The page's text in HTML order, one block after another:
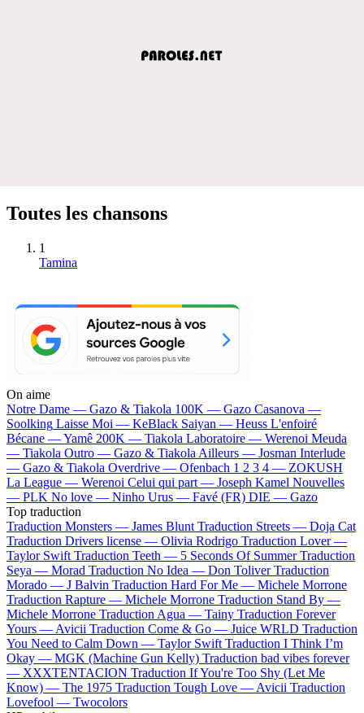
Toutes les chansons
1
Tamina
On aime
Notre Dame — Gazo & Tiakola 100K — Gazo Casanova —
Soolking Laisse Moi — KeBlack Saiyan — Heuss L'enfoiré
Bécane —Yamê 200K — Tiakola Laboratoire — Werenoi Meuda
— Tiakola Outro — Gazo & Tiakola Ailleurs — Josman Interlude
— Gazo & Tiakola Overdrive — Ofenbach 1 2 3 4 — ZOKUSH
La League — Werenoi Celui qui part — Joseph Kamel Nouvelles
— PLK No love — Ninho Urus — Favé (FR) DIE — Gazo
Top traduction
Traduction Monsters — James Blunt Traduction Streets — Doja Cat
Traduction Drivers license — Olivia Rodrigo Traduction Lover —
Taylor Swift Traduction Teeth — 5 Seconds Of Summer Traduction
Seya — Morad Traduction No Idea — Don Toliver Traduction
Morado — J Balvin Traduction Hard For Me — Michele Morrone
Traduction Rapture — Michele Morrone Traduction Stand By —
Michele Morrone Traduction Agua — Tainy Traduction Forever
Yours — Avicii Traduction Come & Go — Juice WRLD Traduction
You Need to Calm Down — Taylor Swift Traduction I Think I’m
Okay — MGK (Machine Gun Kelly) Traduction bad vibes forever
— XXXTENTACION Traduction If You're Too Shy (Let Me
Know) — The 1975 Traduction Tough Love — Avicii Traduction
Lovefool — Twocolors